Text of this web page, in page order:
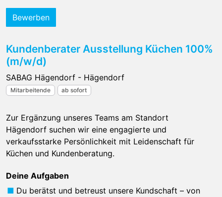
Bewerben
Kundenberater Ausstellung Küchen 100%
(m/w/d)
SABAG Hägendorf - Hägendorf
Mitarbeitende ab sofort
Zur Ergänzung unseres Teams am Standort
Hägendorf suchen wir eine engagierte und
verkaufsstarke Persönlichkeit mit Leidenschaft für
Küchen und Kundenberatung.
Deine Aufgaben
Du berätst und betreust unsere Kundschaft – von